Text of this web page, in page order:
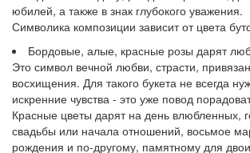
юбилей, а также в знак глубокого уважения.
Символика композиции зависит от цвета
Бордовые, алые, красные розы дарят
Это символ вечной любви, страсти,
восхищения. Для такого букета не всегда
искренние чувства - это уже повод
Красные цветы дарят на день влюбленных,
свадьбы или начала отношений, восьмое
рождения и по-другому, памятному для